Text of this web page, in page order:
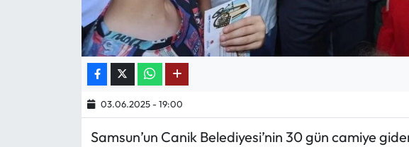
03.06.2025 - 19:00
Samsun’un Canik Belediyesi’nin 30 gün camiye
ASTROLOJİ
Spor Yazıları
Mektup Galeri